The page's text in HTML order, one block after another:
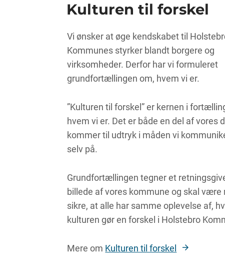
Kulturen til forskel
Vi ønsker at øge kendskabet til
Kommunes styrker blandt borgere og
virksomheder. Derfor har vi formuleret
grundfortællingen om, hvem vi er.
”Kulturen til forskel” er kernen i
hvem vi er. Det er både en del af vores
kommer til udtryk i måden vi
selv på.
Grundfortællingen tegner et
billede af vores kommune og skal være
sikre, at alle har samme oplevelse af,
kulturen gør en forskel i Holstebro
Mere om Kulturen til forskel